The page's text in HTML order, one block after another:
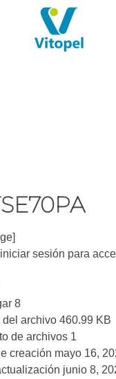
sesión para
8
del archivo 460.99 KB
de archivos 1
creación mayo 16,
junio 8,